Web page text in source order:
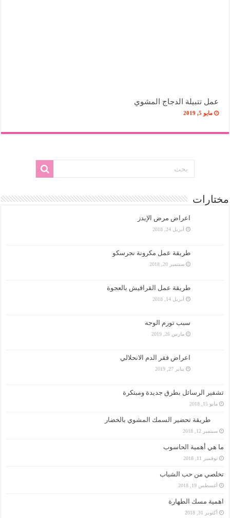
عمل تتبيلة الدجاج المشوي
مايو 5, 2019
مختارات
اعراض مرض الإيدز
أبريل 24, 2018
طريقة عمل مكرونة نجرسكو
سبتمبر 20, 2018
طريقة عمل القراقيش بالعجوة
أبريل 14, 2018
سبب تورم الوجه
مارس 26, 2019
اعراض فقر الدم الانحلالي
يناير 27, 2019
تشفير الرسائل بطرق جديدة ومبتكرة
مايو 15, 2018
طريقة تحضير السمك المشوي بالخضار
سبتمبر 12, 2018
ما هي أهمية الحاسوب
نوفمبر 11, 2018
تخلصي من حب الشباب
أغسطس 19, 2018
اهمية مسك الطهارة
أكتوبر 31, 2018